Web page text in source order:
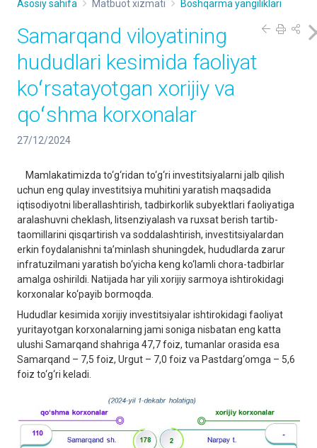
Asosiy sahifa Matbuot xizmati Boshqarma yangiliklari
Samarqand viloyatining
hududlari kesimida faoliyat
koʻrsatayotgan xorijiy va
qoʻshma korxonalar
27/12/2024
Mamlakatimizda to‘g‘ridan to‘g‘ri investitsiyalarni jalb qilish
uchun eng qulay investitsiya muhitini yaratish maqsadida
iqtisodiyotni liberallashtirish, tadbirkorlik subyektlari faoliyatiga
aralashuvni cheklash, litsenziyalash va ruxsat berish tartib-
taomillarini qisqartirish va soddalashtirish, investitsiyalardan
erkin foydalanishni ta’minlash shuningdek, hududlarda zarur
infratuzilmani yaratish bo‘yicha keng ko‘lamli chora-tadbirlar
amalga oshirildi. Natijada har yili xorijiy sarmoya ishtirokidagi
korxonalar ko‘payib bormoqda.
Hududlar kesimida xorijiy investitsiyalar ishtirokidagi faoliyat
yuritayotgan korxonalarning jami soniga nisbatan eng katta
ulushi Samarqand shahriga 47,7 foiz, tumanlar orasida esa
Samarqand – 7,5 foiz, Urgut – 7,0 foiz va Pastdarg‘omga – 5,6
foiz to‘g‘ri keladi.